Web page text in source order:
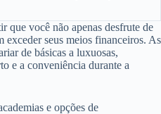
que você não apenas desfrute de
exceder seus meios financeiros. As
de básicas a luxuosas,
e a conveniência durante a
e opções de